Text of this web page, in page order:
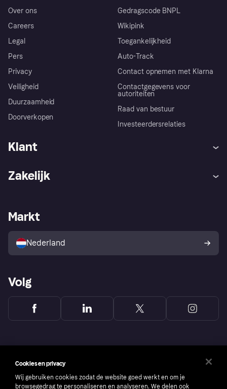
Over ons
Careers
Legal
Pers
Privacy
Veiligheid
Duurzaamheid
Doorverkopen
Gedragscode BNPL
Wikipink
Toegankelijkheid
Auto-Track
Contact opnemen met Klarna
Contactgegevens voor
autoriteiten
Raad van bestuur
Investeerdersrelaties
Klant
Winkeloverzicht
Kopersbescherming voor
consumenten
Zakelijk
Zakelijke login
Markt
Nederland
Volg
Cookies en privacy
Wij gebruiken cookies zodat de website goed werkt en om je
browsegedrag te personaliseren en analyseren. We delen ook